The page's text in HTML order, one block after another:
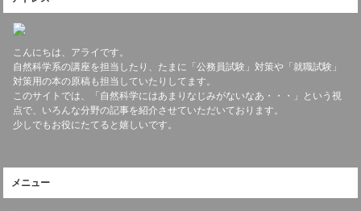
こんにちは、アライです。
自然科学系の講座を担当したり、たまに「公務員試験」対策や「就職試験」
対策用の本の原稿も担当していたりしてます。
このサイトでは、「自然科学にはあまりなじみがないなあ・・・」という視
点で、いろんな分野の記事を紹介させていただいております。
少しでもお役にたてると嬉しいです。
メニュー